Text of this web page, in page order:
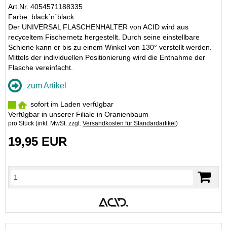
Art.Nr. 4054571188335
Farbe: black´n´black
Der UNIVERSAL FLASCHENHALTER von ACID wird aus
recyceltem Fischernetz hergestellt. Durch seine einstellbare
Schiene kann er bis zu einem Winkel von 130° verstellt werden.
Mittels der individuellen Positionierung wird die Entnahme der
Flasche vereinfacht.
zum Artikel
sofort im Laden verfügbar
Verfügbar in unserer Filiale in Oranienbaum
pro Stück (inkl. MwSt. zzgl. Versandkosten für Standardartikel )
19,95 EUR